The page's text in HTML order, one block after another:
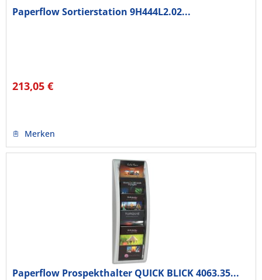
Paperflow Sortierstation 9H444L2.02...
213,05 €
Merken
Paperflow Prospekthalter QUICK BLICK 4063.35...